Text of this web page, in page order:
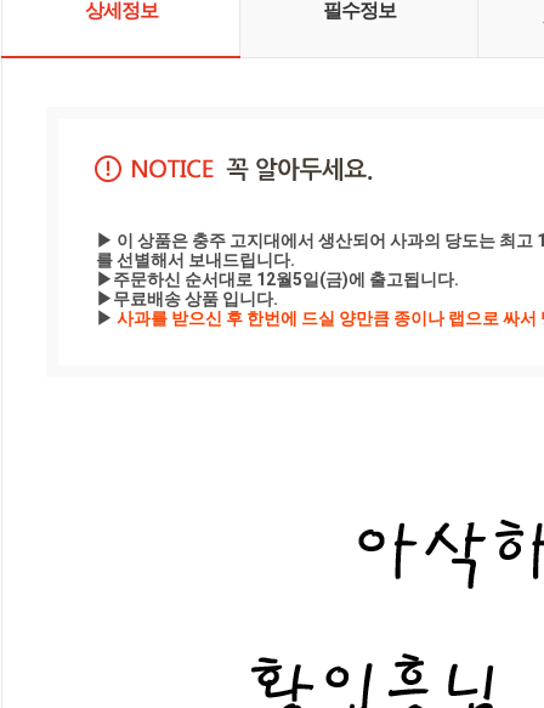
상세정보 필수정보
▶ 이 상품은 충주 고지대에서 생산되어 사과의 당도는 최
를 선별해서 보내드립니다.
▶주문하신 순서대로 12월5일(금)에 출고됩니다.
▶무료배송 상품 입니다.
▶ 사과를 받으신 후 한번에 드실 양만큼 종이나 랩으로 싸